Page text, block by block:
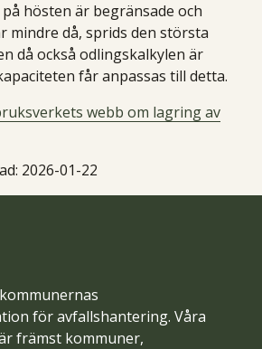
hösten är begränsade och
mindre då, sprids den största
då också odlingskalkylen är
får anpassas till detta.
webb om lagring av
2026-01-22
för avfallshantering. Våra
främst kommuner,